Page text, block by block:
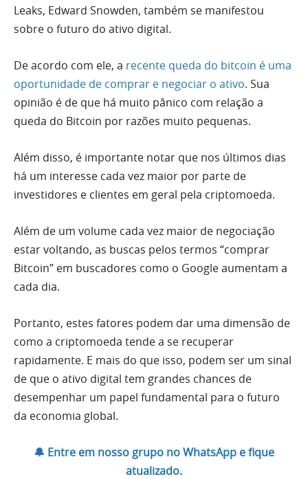
Leaks, Edward Snowden, também se manifestou
sobre o futuro do ativo digital.
De acordo com ele, a recente queda do bitcoin é uma
oportunidade de comprar e negociar o ativo. Sua
opinião é de que há muito pânico com relação a
queda do Bitcoin por razões muito pequenas.
Além disso, é importante notar que nos últimos dias
há um interesse cada vez maior por parte de
investidores e clientes em geral pela criptomoeda.
Além de um volume cada vez maior de negociação
estar voltando, as buscas pelos termos “comprar
Bitcoin” em buscadores como o Google aumentam a
cada dia.
Portanto, estes fatores podem dar uma dimensão de
como a criptomoeda tende a se recuperar
rapidamente. E mais do que isso, podem ser um sinal
de que o ativo digital tem grandes chances de
desempenhar um papel fundamental para o futuro
da economia global.
🔔 Entre em nosso grupo no WhatsApp e fique
atualizado.